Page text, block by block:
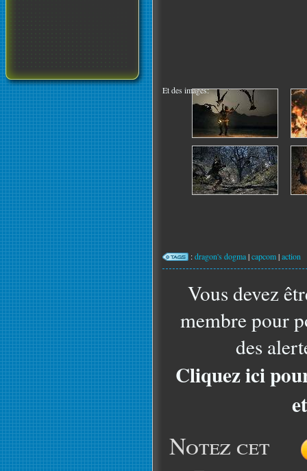
Et des images:
:dragon's dogma|capcom|action
Vous devez
membre pour
des
Cliquez ici
Notez cet